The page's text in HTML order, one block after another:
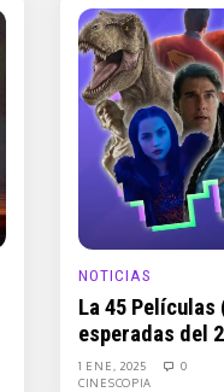
NOTICIAS
La 45
esperadas del
1 ENE, 2025
0
CINESCOPIA